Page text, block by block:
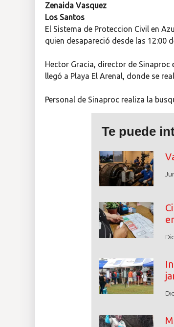
Zenaida Vasquez
Los Santos
El Sistema de Proteccion Civil en
quien desapareció desde las 12:00
Hector Gracia, director de
llegó a Playa El Arenal, donde se
Personal de Sinaproc realiza la
Te puede